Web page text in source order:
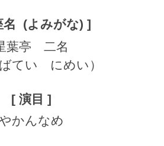
葉亭 二名
ばてい にめい）
かんなめ